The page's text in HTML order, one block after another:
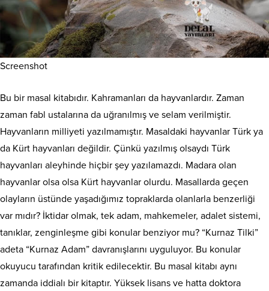
Screenshot
Bu bir masal kitabıdır. Kahramanları da hayvanlardır. Zaman
zaman fabl ustalarına da uğranılmış ve selam verilmiştir.
Hayvanların milliyeti yazılmamıştır. Masaldaki hayvanlar Türk ya
da Kürt hayvanları değildir. Çünkü yazılmış olsaydı Türk
hayvanları aleyhinde hiçbir şey yazılamazdı. Madara olan
hayvanlar olsa olsa Kürt hayvanlar olurdu. Masallarda geçen
olayların üstünde yaşadığımız topraklarda olanlarla benzerliği
var mıdır? İktidar olmak, tek adam, mahkemeler, adalet sistemi,
tanıklar, zenginleşme gibi konular benziyor mu? “Kurnaz Tilki”
adeta “Kurnaz Adam” davranışlarını uyguluyor. Bu konular
okuyucu tarafından kritik edilecektir. Bu masal kitabı aynı
zamanda iddialı bir kitaptır. Yüksek lisans ve hatta doktora